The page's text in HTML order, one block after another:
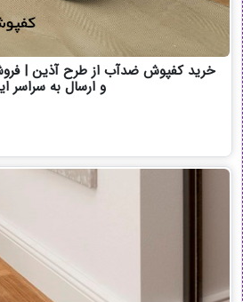
خرید کفپوش ضدآب از طرح آذین |
و ارسال به سراسر